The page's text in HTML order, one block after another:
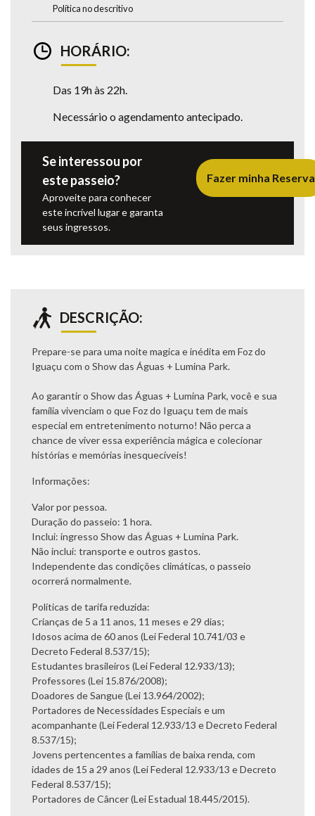
Política no descritivo
HORÁRIO:
Das 19h às 22h.
Necessário o agendamento antecipado.
Se interessou por
este passeio?
Aproveite para conhecer
este incrível lugar e garanta
seus ingressos.
Fazer minha Reserva
DESCRIÇÃO:
Prepare-se para uma noite magica e inédita em Foz do
Iguaçu com o Show das Águas + Lumina Park.
Ao garantir o Show das Águas + Lumina Park, você e sua
família vivenciam o que Foz do Iguaçu tem de mais
especial em entretenimento noturno! Não perca a
chance de viver essa experiência mágica e colecionar
histórias e memórias inesquecíveis!
Informações:
Valor por pessoa.
Duração do passeio: 1 hora.
Inclui: ingresso Show das Águas + Lumina Park.
Não inclui: transporte e outros gastos.
Independente das condições climáticas, o passeio
ocorrerá normalmente.
Políticas de tarifa reduzida:
Crianças de 5 a 11 anos, 11 meses e 29 dias;
Idosos acima de 60 anos (Lei Federal 10.741/03 e
Decreto Federal 8.537/15);
Estudantes brasileiros (Lei Federal 12.933/13);
Professores (Lei 15.876/2008);
Doadores de Sangue (Lei 13.964/2002);
Portadores de Necessidades Especiais e um
acompanhante (Lei Federal 12.933/13 e Decreto Federal
8.537/15);
Jovens pertencentes a famílias de baixa renda, com
idades de 15 a 29 anos (Lei Federal 12.933/13 e Decreto
Federal 8.537/15);
Portadores de Câncer (Lei Estadual 18.445/2015).